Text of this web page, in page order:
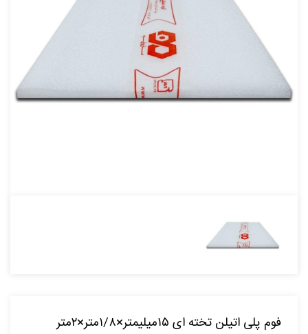
فوم پلی اتیلن تخته ای ۱۵میلیمتر×۱/۸متر×۲متر